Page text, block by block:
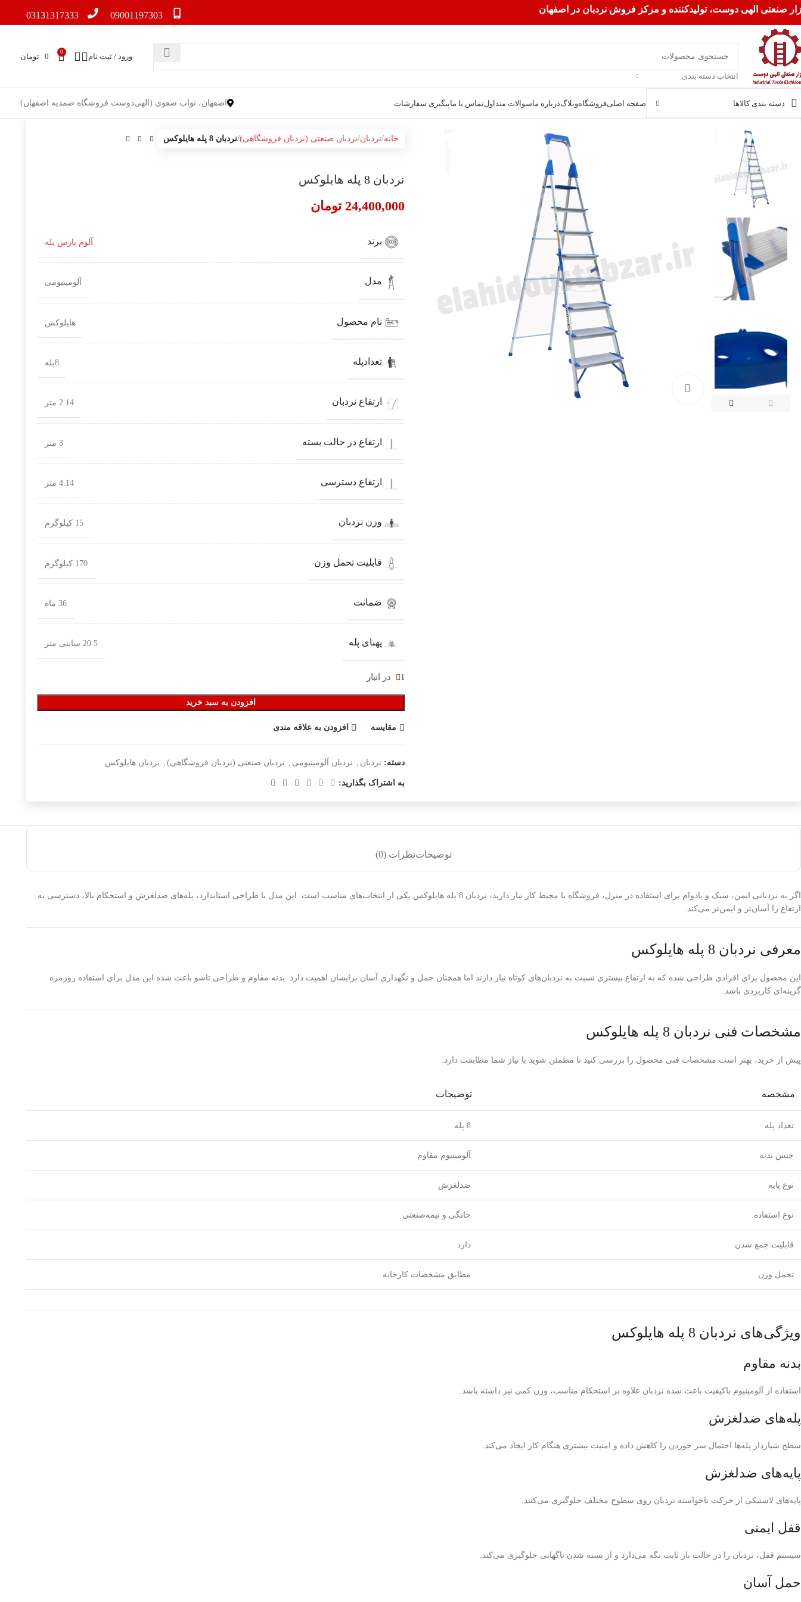
صنعتی الهی دوست، تولیدکننده و مرکز فروش نردبان در اصفهان
09001197303
03131317333
انتخاب دسته بندی
ورود / ثبت نام
0
0 تومان
دسته بندی کالاها صفحه اصلیفروشگاهوبلاگدرباره ماسوالات متداولتماس با ماپیگیری سفارشات اصفهان، نواب صفوی (الهی‌دوست فروشگاه صمدیه اصفهان)
بزرگنمایی تصویر
خانه نردبان نردبان صنعتی (نردبان فروشگاهی) نردبان 8 پله هایلوکس
نردبان 8 پله هایلوکس
24,400,000 تومان
برند آلوم پارس پله
مدل آلومینیومی
نام محصول هایلوکس
تعدادپله 8پله
ارتفاع نردبان 2.14 متر
ارتفاع در حالت بسته 3 متر
ارتفاع دسترسی 4.14 متر
وزن نردبان 15 کیلوگرم
قابلیت تحمل وزن 170 کیلوگرم
ضمانت 36 ماه
پهنای پله 20.5 سانتی متر
1 در انبار
افزودن به سبد خرید
مقایسه افزودن به علاقه مندی
دسته: نردبان , نردبان آلومینیومی , نردبان صنعتی (نردبان فروشگاهی) , نردبان هایلوکس
به اشتراک بگذارید:
توضیحاتنظرات (0)
اگر به نردبانی ایمن، سبک و بادوام برای استفاده در منزل، فروشگاه یا محیط کار نیاز دارید، نردبان 8 پله هایلوکس یکی از انتخاب‌های مناسب است. این مدل با طراحی استاندارد، پله‌های ضدلغزش و استحکام بالا، دسترسی به
ارتفاع را آسان‌تر و ایمن‌تر می‌کند.
معرفی نردبان 8 پله هایلوکس
این محصول برای افرادی طراحی شده که به ارتفاع بیشتری نسبت به نردبان‌های کوتاه نیاز دارند اما همچنان حمل و نگهداری آسان برایشان اهمیت دارد. بدنه مقاوم و طراحی تاشو باعث شده این مدل برای استفاده روزمره
گزینه‌ای کاربردی باشد.
مشخصات فنی نردبان 8 پله هایلوکس
پیش از خرید، بهتر است مشخصات فنی محصول را بررسی کنید تا مطمئن شوید با نیاز شما مطابقت دارد.
مشخصه توضیحات
تعداد پله 8 پله
جنس بدنه آلومینیوم مقاوم
نوع پایه ضدلغزش
نوع استفاده خانگی و نیمه‌صنعتی
قابلیت جمع شدن دارد
تحمل وزن مطابق مشخصات کارخانه
ویژگی‌های نردبان 8 پله هایلوکس
بدنه مقاوم
استفاده از آلومینیوم باکیفیت باعث شده نردبان علاوه بر استحکام مناسب، وزن کمی نیز داشته باشد.
پله‌های ضدلغزش
سطح شیاردار پله‌ها احتمال سر خوردن را کاهش داده و امنیت بیشتری هنگام کار ایجاد می‌کند.
پایه‌های ضدلغزش
پایه‌های لاستیکی از حرکت ناخواسته نردبان روی سطوح مختلف جلوگیری می‌کنند.
قفل ایمنی
سیستم قفل، نردبان را در حالت باز ثابت نگه می‌دارد و از بسته شدن ناگهانی جلوگیری می‌کند.
حمل آسان